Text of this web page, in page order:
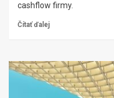
cashflow firmy.
Čítať ďalej